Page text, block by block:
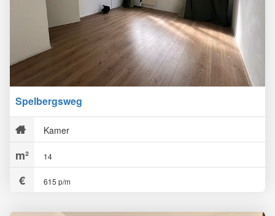
Spelbergsweg
Kamer
14
615 p/m